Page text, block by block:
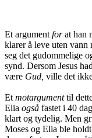
Et argument forat han
klarer å leve uten vann
seg det gudommelige
synd. Dersom Jesus
være Gud, ville det
Et motargumenttil
Elia også fastet i 40
klart og tydelig. Men
Moses og Elia ble